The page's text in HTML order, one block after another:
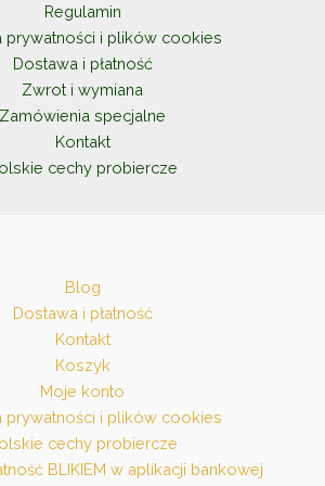
stronie
produktu
Regulamin
prywatności i plików cookies
Dostawa i płatność
Zwrot i wymiana
Zamówienia specjalne
Kontakt
cechy probiercze
Blog
Dostawa i płatność
Kontakt
Koszyk
Moje konto
prywatności i plików cookies
cechy probiercze
BLIKIEM w aplikacji bankowej